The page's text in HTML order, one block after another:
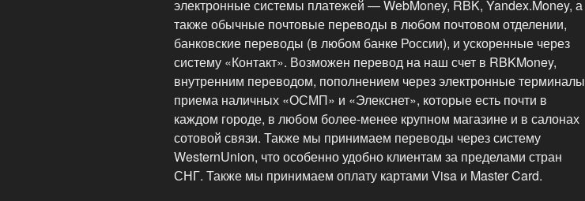
электронные системы платежей — WebMoney, RBK, Yandex.Money, а
также обычные почтовые переводы в любом почтовом отделении,
банковские переводы (в любом банке России), и ускоренные через
систему «Контакт». Возможен перевод на наш счет в RBKMoney,
внутренним переводом, пополнением через электронные терминалы
приема наличных «ОСМП» и «Элекснет», которые есть почти в
каждом городе, в любом более-менее крупном магазине и в салонах
сотовой связи. Также мы принимаем переводы через систему
WesternUnion, что особенно удобно клиентам за пределами стран
СНГ. Также мы принимаем оплату картами Visa и Master Card.